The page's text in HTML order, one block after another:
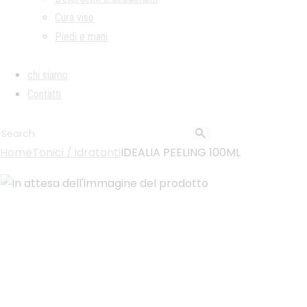
Cura viso
Piedi e mani
chi siamo
Contatti
HomeTonici / idratantiIDEALIA PEELING 100ML